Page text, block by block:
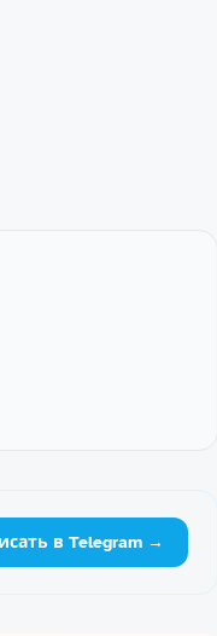
в Telegram →